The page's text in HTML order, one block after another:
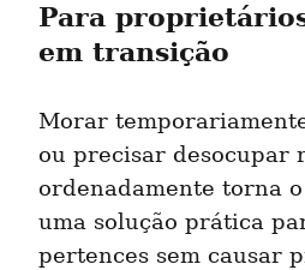
Para
em transição
Morar
ou precisar desocupar
ordenadamente torna
uma solução prática
pertences sem causar